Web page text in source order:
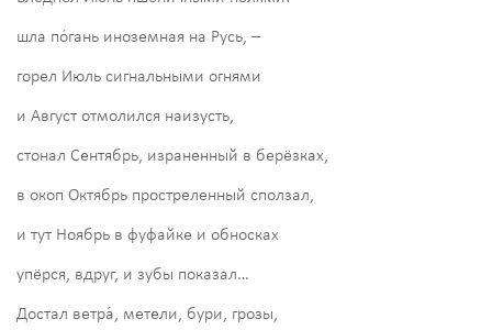
шла по́гань иноземная на Русь, –
горел Июль сигнальными огнями
и Август отмолился наизусть,
стонал Сентябрь, израненный в берёзках,
в окоп Октябрь простреленный сползал,
и тут Ноябрь в фуфайке и обносках
упёрся, вдруг, и зубы показал…
Достал ветра́, метели, бури, грозы,